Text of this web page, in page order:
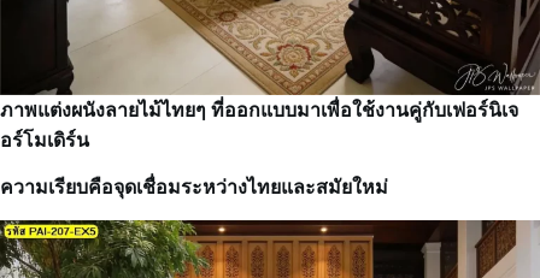
ภาพแต่งผนังลายไม้ไทยๆ ที่ออกแบบมาเพื่อใช้งานคู่กับเฟอร์นิเจ
อร์โมเดิร์น
ความเรียบคือจุดเชื่อมระหว่างไทยและสมัยใหม่